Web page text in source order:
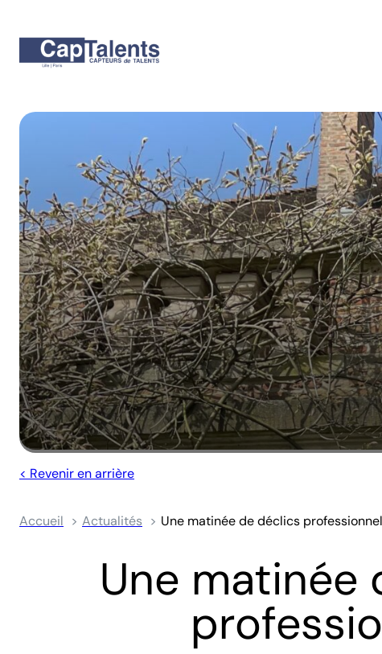
< Revenir en arrière
Accueil Actualités Une matinée de déclics
Une matinée